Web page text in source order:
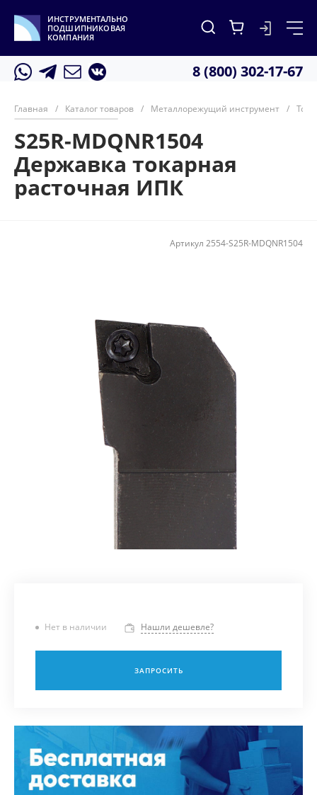
ИНСТРУМЕНТАЛЬНО
ПОДШИПНИКОВАЯ
КОМПАНИЯ
8 (800) 302-17-67
Главная / Каталог товаров / Металлорежущий инструмент /
S25R-MDQNR1504
Державка токарная
расточная ИПК
Артикул 2554-S25R-MDQNR1504
Нет в наличии Нашли дешевле?
ЗАПРОСИТЬ